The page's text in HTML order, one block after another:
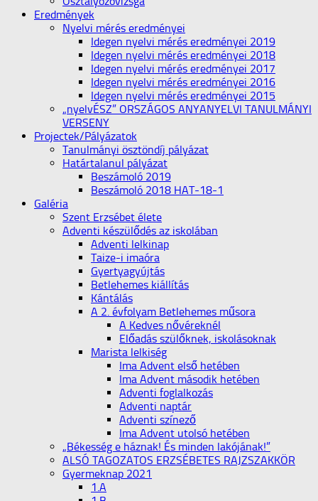
Eredmények
Nyelvi mérés eredményei
Idegen nyelvi mérés eredményei 2019
Idegen nyelvi mérés eredményei 2018
Idegen nyelvi mérés eredményei 2017
Idegen nyelvi mérés eredményei 2016
Idegen nyelvi mérés eredményei 2015
„nyelvÉSZ” ORSZÁGOS ANYANYELVI TANULMÁNYI
VERSENY
Projectek/Pályázatok
Tanulmányi ösztöndíj pályázat
Határtalanul pályázat
Beszámoló 2019
Beszámoló 2018 HAT-18-1
Galéria
Szent Erzsébet élete
Adventi készülődés az iskolában
Adventi lelkinap
Taize-i imaóra
Gyertyagyújtás
Betlehemes kiállítás
Kántálás
A 2. évfolyam Betlehemes műsora
A Kedves nővéreknél
Előadás szülőknek, iskolásoknak
Marista lelkiség
Ima Advent első hetében
Ima Advent második hetében
Adventi foglalkozás
Adventi naptár
Adventi színező
Ima Advent utolsó hetében
„Békesség e háznak! És minden lakójának!”
ALSÓ TAGOZATOS ERZSÉBETES RAJZSZAKKÖR
Gyermeknap 2021
1.A